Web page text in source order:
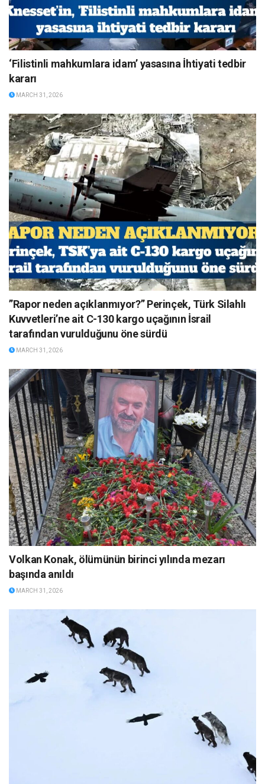
‘Filistinli mahkumlara idam’ yasasına İhtiyati tedbir
kararı
MARCH 31, 2026
”Rapor neden açıklanmıyor?” Perinçek, Türk Silahlı
Kuvvetleri’ne ait C-130 kargo uçağının İsrail
tarafından vurulduğunu öne sürdü
MARCH 31, 2026
Volkan Konak, ölümünün birinci yılında mezarı
başında anıldı
MARCH 31, 2026